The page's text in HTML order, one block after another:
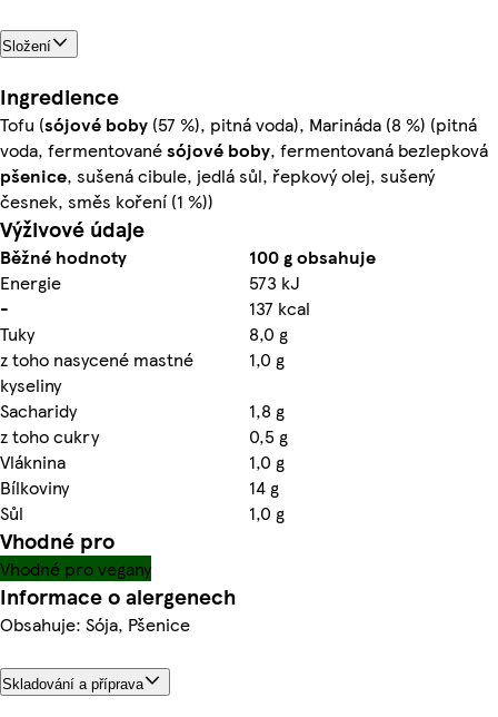
Složení
Ingredience
Tofu (sójové boby (57 %), pitná voda), Marináda (8 %) (pitná
voda, fermentovanésójové boby, fermentovaná bezlepková
pšenice, sušená cibule, jedlá sůl, řepkový olej, sušený
česnek, směs koření (1 %))
Výživové údaje
Běžné hodnoty
100 g obsahuje
Energie
573 kJ
-
137 kcal
Tuky
8,0 g
z toho nasycené mastné
kyseliny
1,0 g
Sacharidy
1,8 g
z toho cukry
0,5 g
Vláknina
1,0 g
Bílkoviny
14 g
Sůl
1,0 g
Vhodné pro
Vhodné pro vegany
Informace o alergenech
Obsahuje: Sója, Pšenice
Skladování a příprava